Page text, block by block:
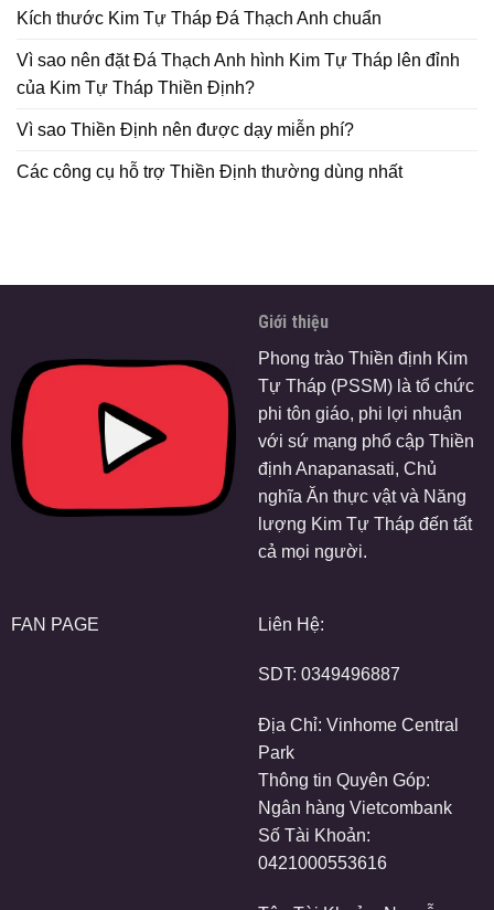
Kích thước Kim Tự Tháp Đá Thạch Anh chuẩn
Vì sao nên đặt Đá Thạch Anh hình Kim Tự Tháp lên đỉnh
của Kim Tự Tháp Thiền Định?
Vì sao Thiền Định nên được dạy miễn phí?
Các công cụ hỗ trợ Thiền Định thường dùng nhất
Giới thiệu
Phong trào Thiền định Kim
Tự Tháp (PSSM) là tổ chức
phi tôn giáo, phi lợi nhuận
với sứ mạng phổ cập Thiền
định Anapanasati, Chủ
nghĩa Ăn thực vật và Năng
lượng Kim Tự Tháp đến tất
cả mọi người.
FAN PAGE Liên Hệ:
SDT: 0349496887
Địa Chỉ: Vinhome Central
Park
Thông tin Quyên Góp:
Ngân hàng Vietcombank
Số Tài Khoản:
0421000553616